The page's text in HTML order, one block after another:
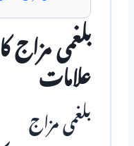
بلغمی مزاج
علامات
بلغمی مزاج